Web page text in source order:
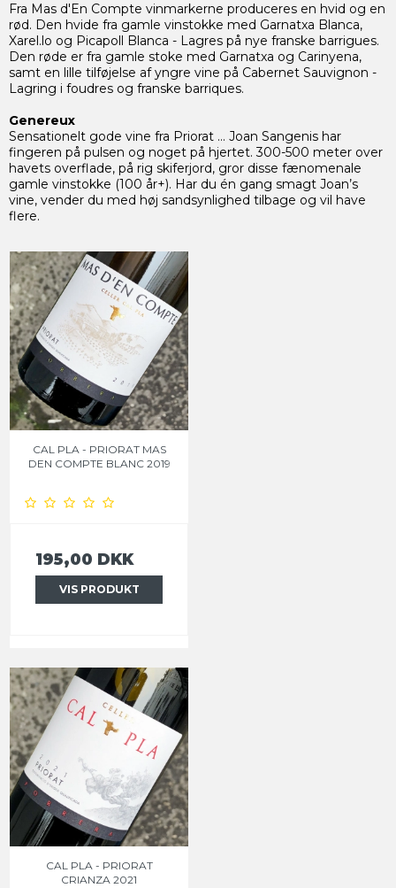
Fra Mas d'En Compte vinmarkerne produceres en hvid og en
rød. Den hvide fra gamle vinstokke med Garnatxa Blanca,
Xarel.lo og Picapoll Blanca - Lagres på nye franske barrigues.
Den røde er fra gamle stoke med Garnatxa og Carinyena,
samt en lille tilføjelse af yngre vine på Cabernet Sauvignon -
Lagring i foudres og franske barriques.
Genereux
Sensationelt gode vine fra Priorat … Joan Sangenis har
fingeren på pulsen og noget på hjertet. 300-500 meter over
havets overflade, på rig skiferjord, gror disse fænomenale
gamle vinstokke (100 år+). Har du én gang smagt Joan’s
vine, vender du med høj sandsynlighed tilbage og vil have
flere.
CAL PLA - PRIORAT MAS
DEN COMPTE BLANC 2019
195,00 DKK
VIS PRODUKT
CAL PLA - PRIORAT
CRIANZA 2021